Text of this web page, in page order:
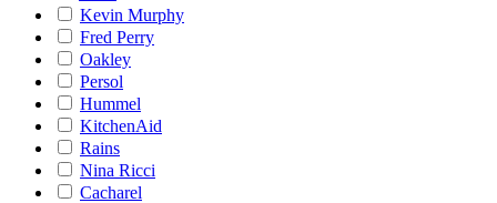
Kevin Murphy
Fred Perry
Oakley
Persol
Hummel
KitchenAid
Rains
Nina Ricci
Cacharel